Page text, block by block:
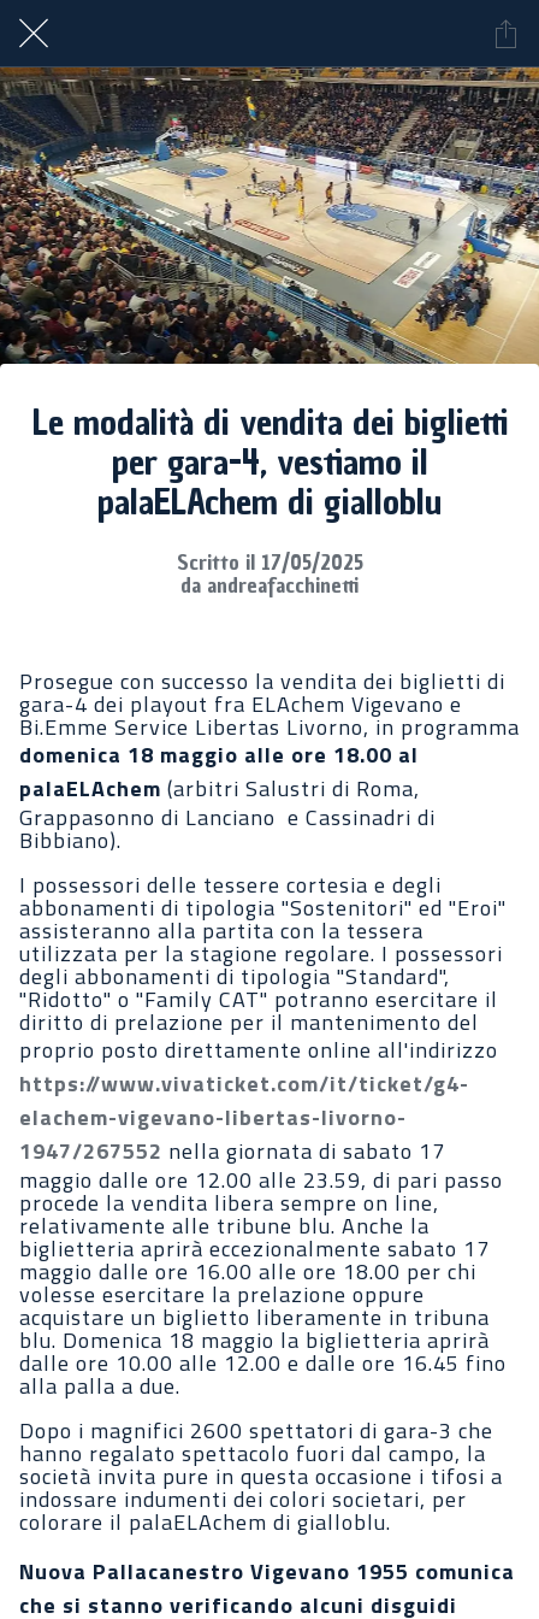
Le modalità di vendita dei biglietti
per gara-4, vestiamo il
palaELAchem di gialloblu
Scritto il 17/05/2025
da andreafacchinetti
Prosegue con successo la vendita dei biglietti di
gara-4 dei playout fra ELAchem Vigevano e
Bi.Emme Service Libertas Livorno, in programma
domenica 18 maggio alle ore 18.00 al
palaELAchem (arbitri Salustri di Roma,
Grappasonno di Lanciano e Cassinadri di
Bibbiano).
I possessori delle tessere cortesia e degli
abbonamenti di tipologia "Sostenitori" ed "Eroi"
assisteranno alla partita con la tessera
utilizzata per la stagione regolare. I possessori
degli abbonamenti di tipologia "Standard",
"Ridotto" o "Family CAT" potranno esercitare il
diritto di prelazione per il mantenimento del
proprio posto direttamente online all'indirizzo
https://www.vivaticket.com/it/ticket/g4-
elachem-vigevano-libertas-livorno-
1947/267552 nella giornata di sabato 17
maggio dalle ore 12.00 alle 23.59, di pari passo
procede la vendita libera sempre on line,
relativamente alle tribune blu. Anche la
biglietteria aprirà eccezionalmente sabato 17
maggio dalle ore 16.00 alle ore 18.00 per chi
volesse esercitare la prelazione oppure
acquistare un biglietto liberamente in tribuna
blu. Domenica 18 maggio la biglietteria aprirà
dalle ore 10.00 alle 12.00 e dalle ore 16.45 fino
alla palla a due.
Dopo i magnifici 2600 spettatori di gara-3 che
hanno regalato spettacolo fuori dal campo, la
società invita pure in questa occasione i tifosi a
indossare indumenti dei colori societari, per
colorare il palaELAchem di gialloblu.
Nuova Pallacanestro Vigevano 1955 comunica
che si stanno verificando alcuni disguidi